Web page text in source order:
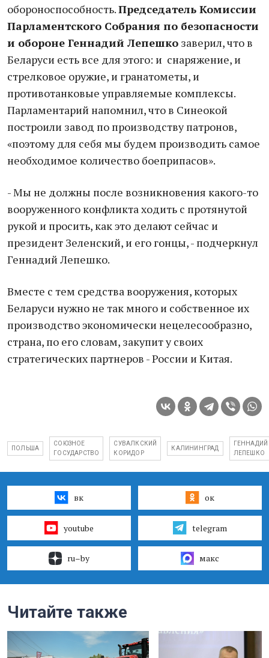
обороноспособность.Председатель Комиссии
Парламентского Собрания по безопасности
и обороне Геннадий Лепешко заверил, что в
Беларуси есть все для этого: и снаряжение, и
стрелковое оружие, и гранатометы, и
противотанковые управляемые комплексы.
Парламентарий напомнил, что в Синеокой
построили завод по производству патронов,
«поэтому для себя мы будем производить самое
необходимое количество боеприпасов».
- Мы не должны после возникновения какого-то
вооруженного конфликта ходить с протянутой
рукой и просить, как это делают сейчас и
президент Зеленский, и его гонцы, - подчеркнул
Геннадий Лепешко.
Вместе с тем средства вооружения, которых
Беларуси нужно не так много и собственное их
производство экономически нецелесообразно,
страна, по его словам, закупит у своих
стратегических партнеров - России и Китая.
ПОЛЬША
СОЮЗНОЕ
ГОСУДАРСТВО
СУВАЛКСКИЙ
КОРИДОР
КАЛИНИНГРАД
ГЕННАДИЙ
ЛЕПЕШКО
вк ок
youtube telegram
ru–by макс
Читайте также